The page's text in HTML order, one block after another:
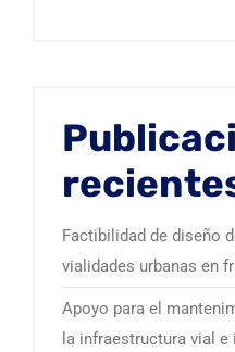
Factibilidad de diseño
vialidades urbanas en
Apoyo para el
la infraestructura vial e